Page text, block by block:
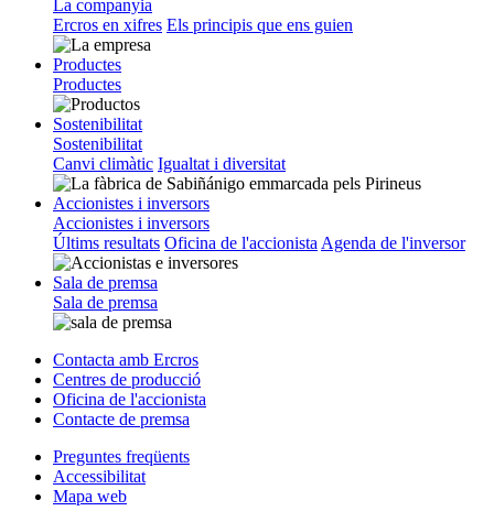
La companyia
Ercros en xifres Els principis que ens guien
Productes
Productes
Sostenibilitat
Sostenibilitat
Canvi climàtic Igualtat i diversitat
Accionistes i inversors
Accionistes i inversors
Últims resultats Oficina de l'accionista Agenda de l'inversor
Sala de premsa
Sala de premsa
Contacta amb Ercros
Centres de producció
Oficina de l'accionista
Contacte de premsa
Preguntes freqüents
Accessibilitat
Mapa web